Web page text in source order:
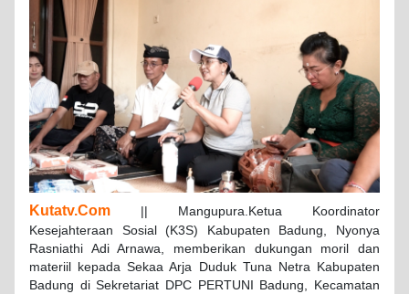
Kutatv.Com || Mangupura.Ketua Koordinator
Kesejahteraan Sosial (K3S) Kabupaten Badung, Nyonya
Rasniathi Adi Arnawa, memberikan dukungan moril dan
materiil kepada Sekaa Arja Duduk Tuna Netra Kabupaten
Badung di Sekretariat DPC PERTUNI Badung, Kecamatan